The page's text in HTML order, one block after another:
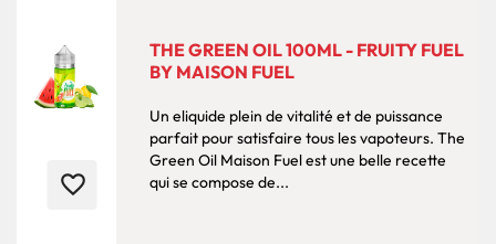
favorite_border
THE GREEN OIL 100ML - FRUITY FUEL
BY MAISON FUEL
Un eliquide plein de vitalité et de puissance
parfait pour satisfaire tous les vapoteurs. The
Green Oil Maison Fuel est une belle recette
qui se compose de...